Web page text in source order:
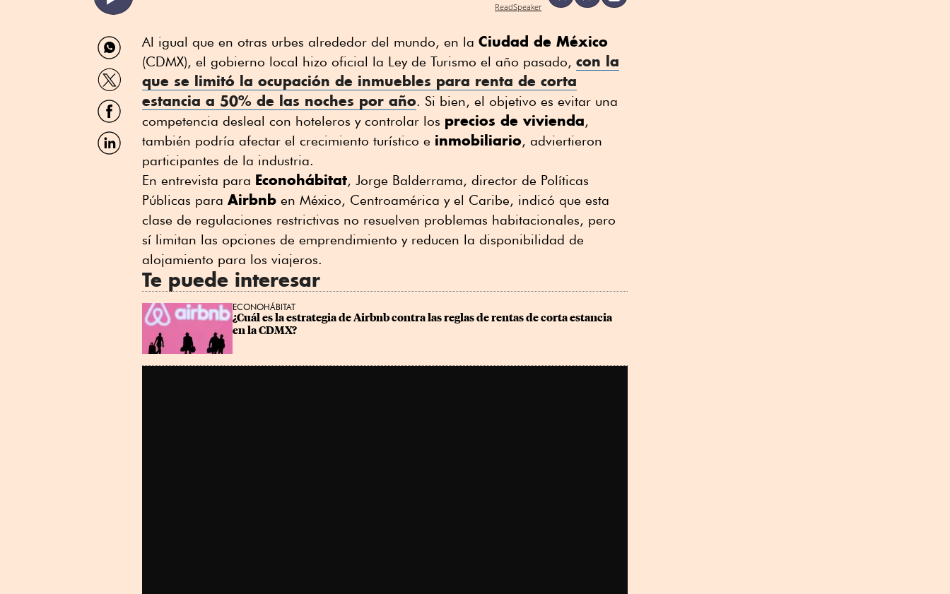
ReadSpeaker
Compartir
por
WhatsApp
Compartir
por
Twitter
Compartir
por
Facebook
Compartir
por
Al igual que en otras urbes alrededor del mundo, en la Ciudad de México
(CDMX), el gobierno local hizo oficial la Ley de Turismo el año pasado, con la
que se limitó la ocupación de inmuebles para renta de corta
estancia a 50% de las noches por año. Si bien, el objetivo es evitar una
competencia desleal con hoteleros y controlar los precios de vivienda,
también podría afectar el crecimiento turístico e inmobiliario, adviertieron
participantes de la industria.
En entrevista para Econohábitat, Jorge Balderrama, director de Políticas
Públicas para Airbnb en México, Centroamérica y el Caribe, indicó que esta
clase de regulaciones restrictivas no resuelven problemas habitacionales, pero
sí limitan las opciones de emprendimiento y reducen la disponibilidad de
alojamiento para los viajeros.
Te puede interesar
ECONOHÁBITAT
¿Cuál es la estrategia de Airbnb contra las reglas de rentas de corta estancia
en la CDMX?